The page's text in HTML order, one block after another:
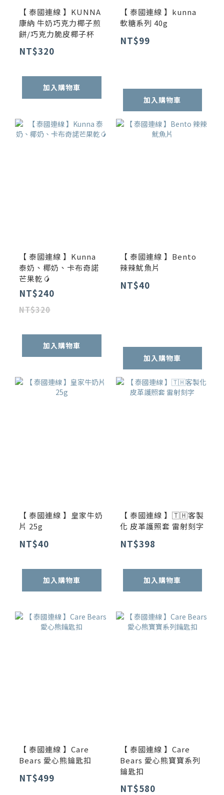
【 泰國連線 】KUNNA
康納 牛奶巧克力椰子煎
餅/巧克力脆皮椰子杯
NT$320
加入購物車
【 泰國連線 】kunna
軟糖系列 40g
NT$99
加入購物車
【 泰國連線 】Kunna
泰奶、椰奶、卡布奇諾
芒果乾🥭
NT$240
NT$320
加入購物車
【 泰國連線 】Bento
辣辣魷魚片
NT$40
加入購物車
【 泰國連線 】皇家牛奶
片 25g
NT$40
加入購物車
【 泰國連線 】🇹🇭客製
化 皮革護照套 雷射刻字
NT$398
加入購物車
【 泰國連線 】Care
Bears 愛心熊鑰匙扣
NT$499
【 泰國連線 】Care
Bears 愛心熊寶寶系列
鑰匙扣
NT$580